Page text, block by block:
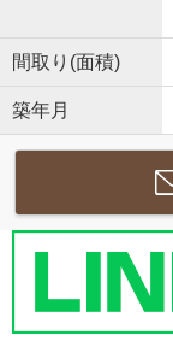
間取り(面積)
築年月